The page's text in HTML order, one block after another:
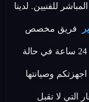
للفنيين. لدينا
فريق مخصص
للرد علي كافة اسئلتكم علي مدار 24 ساعة في حالة
وصيانتها
لا تقبل